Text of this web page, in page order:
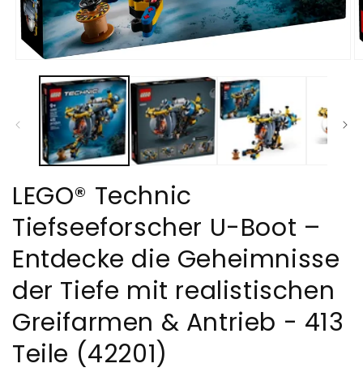
Modal
öffnen
LEGO® Technic
Tiefseeforscher U-Boot –
Entdecke die Geheimnisse
der Tiefe mit realistischen
Greifarmen & Antrieb - 413
Teile (42201)